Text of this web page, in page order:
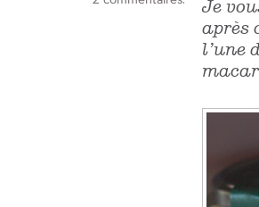
Je
après
l’une